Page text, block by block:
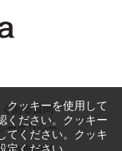
ある質問
ーポリシー
Reserved.
クッキーを使用して
ください。クッキー
てください。クッキ